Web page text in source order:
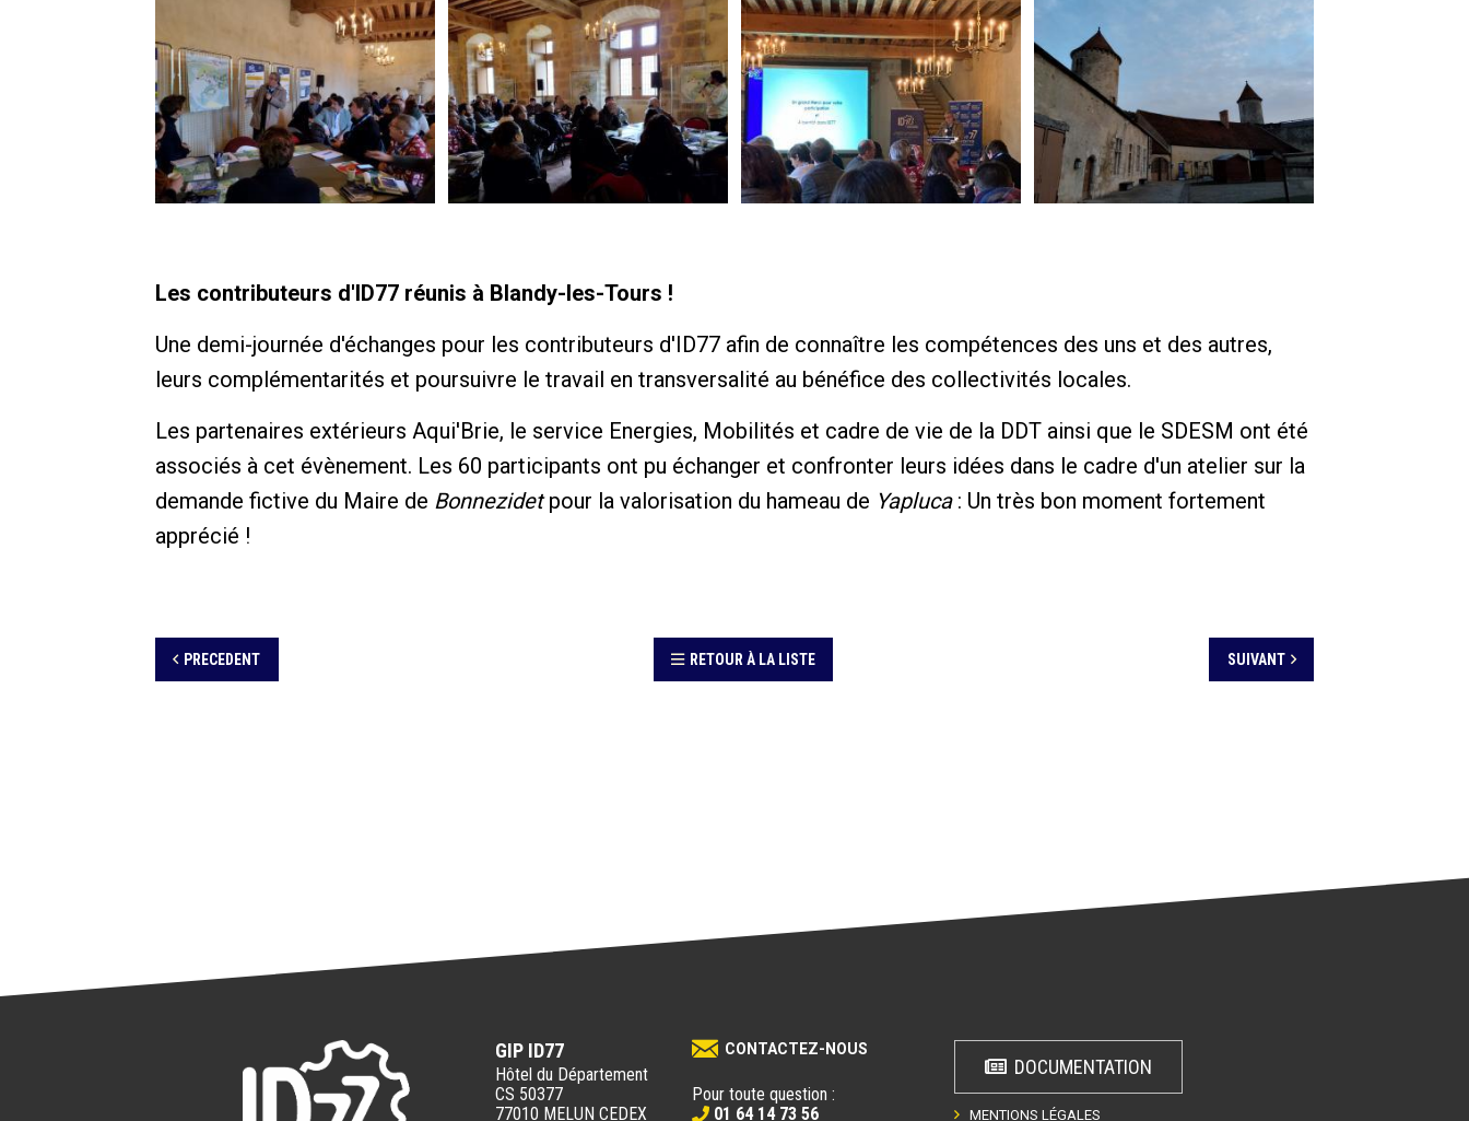
Les contributeurs d'ID77 réunis à Blandy-les-Tours !
Une demi-journée d'échanges pour les contributeurs d'ID77 afin de connaître les compétences des uns et des autres,
leurs complémentarités et poursuivre le travail en transversalité au bénéfice des collectivités locales.
Les partenaires extérieurs Aqui'Brie, le service Energies, Mobilités et cadre de vie de la DDT ainsi que le SDESM ont été
associés à cet évènement. Les 60 participants ont pu échanger et confronter leurs idées dans le cadre d'un atelier sur la
demande fictive du Maire de Bonnezidetpour la valorisation du hameau de Yapluca: Un très bon moment fortement
apprécié !
PRECEDENT RETOUR À LA LISTE SUIVANT
GIP ID77
Hôtel du Département
CS 50377
77010 MELUN CEDEX
CONTACTEZ-NOUS
Pour toute question :
01 64 14 73 56
DOCUMENTATION
MENTIONS LÉGALES